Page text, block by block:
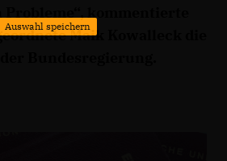
Maik Kowalleck die
Auswahl speichern